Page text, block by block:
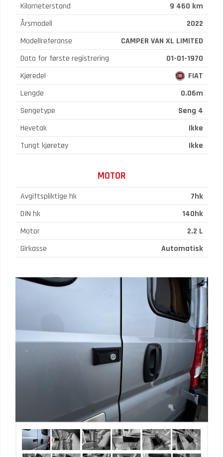
Kilometerstand
9 460 km
Årsmodell
2022
Modellreferanse
CAMPER VAN XL LIMITED
Dato for første registrering
01-01-1970
Kjøredel
FIAT
Lengde
0.06m
Sengetype
Seng 4
Hevetak
Ikke
Tungt kjøretøy
Ikke
MOTOR
Avgiftspliktige hk
7hk
DIN hk
140hk
Motor
2.2 L
Girkasse
Automatisk